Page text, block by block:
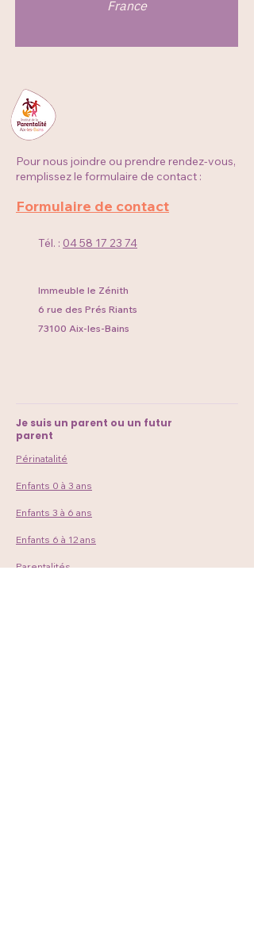
France
Pour nous joindre ou prendre rendez-vous,
remplissez le formulaire de contact :
Formulaire de contact
Tél. : 04 58 17 23 74
Immeuble le Zénith
6 rue des Prés Riants
73100 Aix-les-Bains
Je suis un parent ou un futur
parent
Périnatalité
Enfants 0 à 3 ans
Enfants 3 à 6 ans
Enfants 6 à 12 ans
Parentalités